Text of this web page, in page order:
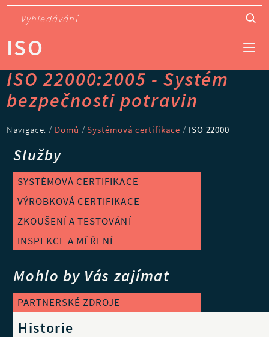
ISO
ISO 22000:2005 - Systém
bezpečnosti potravin
Navigace: / Domů /Systémová certifikace / ISO 22000
Služby
SYSTÉMOVÁ CERTIFIKACE
VÝROBKOVÁ CERTIFIKACE
ZKOUŠENÍ A TESTOVÁNÍ
INSPEKCE A MĚŘENÍ
Mohlo by Vás zajímat
PARTNERSKÉ ZDROJE
Historie